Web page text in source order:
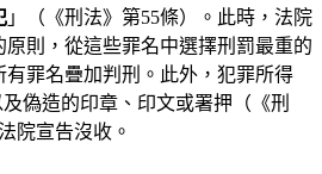
」（《刑法》第55條）。此時，法院
則，從這些罪名中選擇刑罰最重的
罪名疊加判刑。此外，犯罪所得
及偽造的印章、印文或署押（《刑
院宣告沒收。